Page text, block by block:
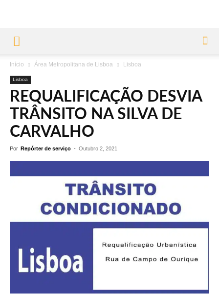
Início Área Metropolitana de Lisboa Lisboa
Lisboa
REQUALIFICAÇÃO DESVIA
TRÂNSITO NA SILVA DE
CARVALHO
Por Repórter de serviço - Outubro 2, 2021